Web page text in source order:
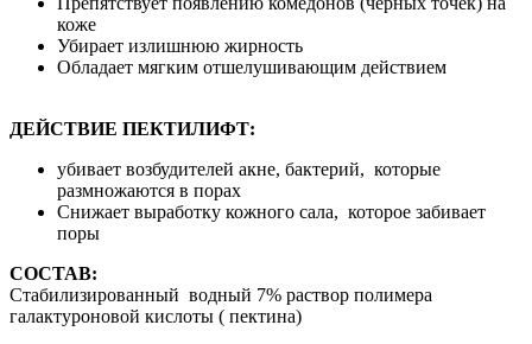
коже
Убирает излишнюю жирность
Обладает мягким отшелушивающим действием
ДЕЙСТВИЕ ПЕКТИЛИФТ:
убивает возбудителей акне, бактерий, которые
размножаются в порах
Снижает выработку кожного сала, которое забивает
поры
СОСТАВ:
Стабилизированный водный 7% раствор полимера
галактуроновой кислоты ( пектина)